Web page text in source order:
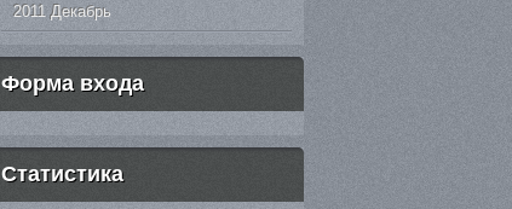
2011 Декабрь
Форма входа
Статистика